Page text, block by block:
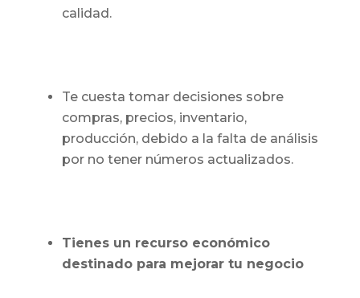
calidad.
Te cuesta tomar decisiones sobre
compras, precios, inventario,
producción, debido a la falta de análisis
por no tener números actualizados.
Tienes un recurso económico
destinado para mejorar tu negocio